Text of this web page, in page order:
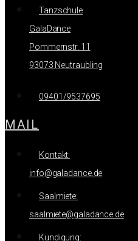
Tanzschule
GalaDance
Pommernstr. 11
93073 Neutraubling
09401/9537695
MAIL
Kontakt:
info@galadance.de
Saalmiete:
saalmiete@galadance.de
Kündigung: